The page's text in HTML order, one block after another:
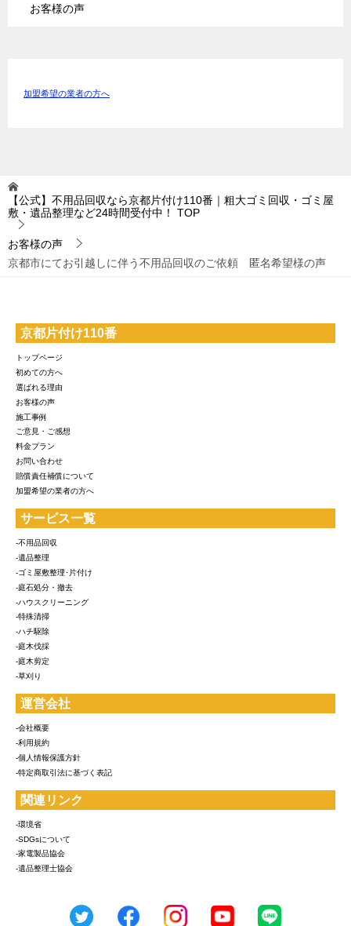
お客様の声
加盟希望の業者の方へ
【公式】不用品回収なら京都片付け110番｜粗大ゴミ回収・ゴミ屋
敷・遺品整理など24時間受付中！
TOP
お客様の声
京都市にてお引越しに伴う不用品回収のご依頼 匿名希望様の声
京都片付け110番
トップページ
初めての方へ
選ばれる理由
お客様の声
施工事例
ご意見・ご感想
料金プラン
お問い合わせ
賠償責任補償について
加盟希望の業者の方へ
サービス一覧
-不用品回収
-遺品整理
-ゴミ屋敷整理･片付け
-庭石処分・撤去
-ハウスクリーニング
-特殊清掃
-ハチ駆除
-庭木伐採
-庭木剪定
-草刈り
運営会社
-会社概要
-利用規約
-個人情報保護方針
-特定商取引法に基づく表記
関連リンク
-環境省
-SDGsについて
-家電製品協会
-遺品整理士協会